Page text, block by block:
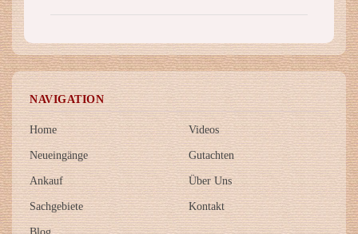
NAVIGATION
Home
Neueingänge
Ankauf
Sachgebiete
Videos
Gutachten
Über Uns
Kontakt